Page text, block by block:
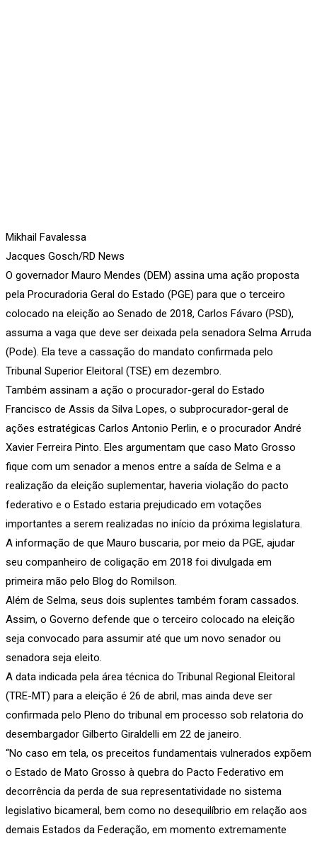
Mikhail Favalessa
Jacques Gosch/RD News
O governador Mauro Mendes (DEM) assina uma ação proposta
pela Procuradoria Geral do Estado (PGE) para que o terceiro
colocado na eleição ao Senado de 2018, Carlos Fávaro (PSD),
assuma a vaga que deve ser deixada pela senadora Selma Arruda
(Pode). Ela teve a cassação do mandato confirmada pelo
Tribunal Superior Eleitoral (TSE) em dezembro.
Também assinam a ação o procurador-geral do Estado
Francisco de Assis da Silva Lopes, o subprocurador-geral de
ações estratégicas Carlos Antonio Perlin, e o procurador André
Xavier Ferreira Pinto. Eles argumentam que caso Mato Grosso
fique com um senador a menos entre a saída de Selma e a
realização da eleição suplementar, haveria violação do pacto
federativo e o Estado estaria prejudicado em votações
importantes a serem realizadas no início da próxima legislatura.
A informação de que Mauro buscaria, por meio da PGE, ajudar
seu companheiro de coligação em 2018 foi divulgada em
primeira mão pelo Blog do Romilson.
Além de Selma, seus dois suplentes também foram cassados.
Assim, o Governo defende que o terceiro colocado na eleição
seja convocado para assumir até que um novo senador ou
senadora seja eleito.
A data indicada pela área técnica do Tribunal Regional Eleitoral
(TRE-MT) para a eleição é 26 de abril, mas ainda deve ser
confirmada pelo Pleno do tribunal em processo sob relatoria do
desembargador Gilberto Giraldelli em 22 de janeiro.
“No caso em tela, os preceitos fundamentais vulnerados expõem
o Estado de Mato Grosso à quebra do Pacto Federativo em
decorrência da perda de sua representatividade no sistema
legislativo bicameral, bem como no desequilíbrio em relação aos
demais Estados da Federação, em momento extremamente